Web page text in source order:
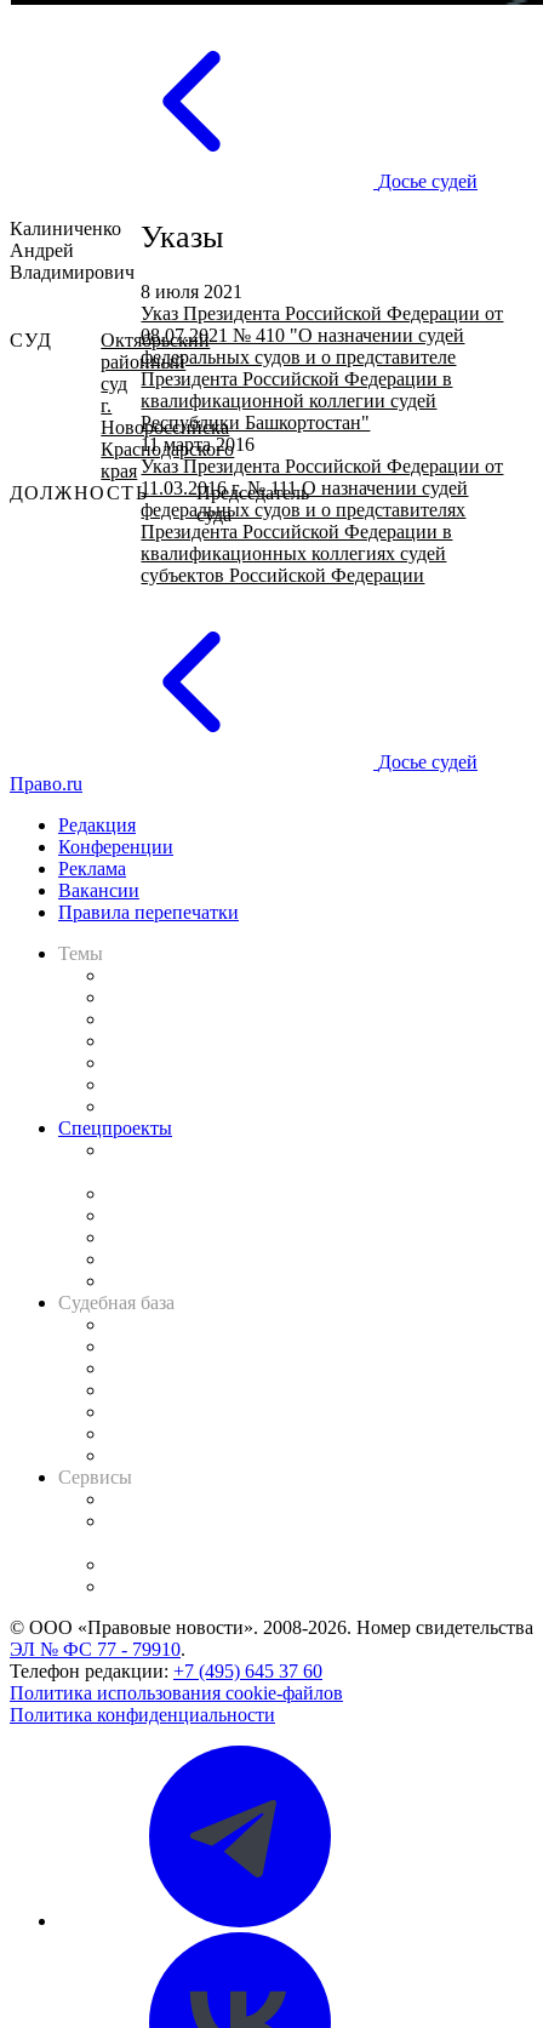
Досье судей
Калиниченко
Андрей
Владимирович
СУД
Октябрьский
районный
суд
г.
Новороссийска
Краснодарского
края
ДОЛЖНОСТЬ
Председатель
суда
Указы
8 июля 2021
Указ Президента Российской Федерации от
08.07.2021 № 410 "О назначении судей
федеральных судов и о представителе
Президента Российской Федерации в
квалификационной коллегии судей
Республики Башкортостан"
11 марта 2016
Указ Президента Российской Федерации от
11.03.2016 г. № 111 О назначении судей
федеральных судов и о представителях
Президента Российской Федерации в
квалификационных коллегиях судей
субъектов Российской Федерации
Досье судей
Право.ru
Редакция
Конференции
Реклама
Вакансии
Правила перепечатки
Темы
Спецпроекты
Судебная база
Сервисы
© ООО «Правовые новости». 2008-2026. Номер свидетельства
ЭЛ № ФС 77 - 79910.
Телефон редакции: +7 (495) 645 37 60
Политика использования cookie-файлов
Политика конфиденциальности